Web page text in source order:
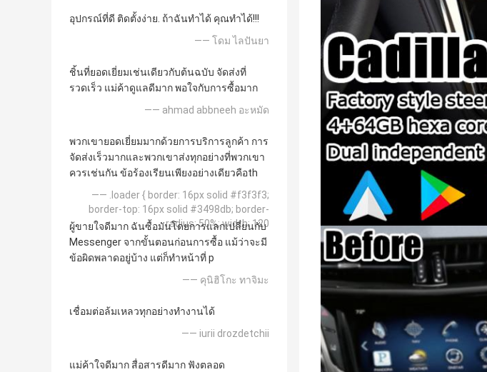
อุปกรณ์ที่ดี ติดตั้งง่าย. ถ้าฉันทำได้ คุณทำได้!!!
—— โดม ไลปันยา
ชิ้นที่ยอดเยี่ยมเช่นเดียวกับต้นฉบับ จัดส่งที่
รวดเร็ว แม่ค้าดูแลดีมาก พอใจกับการซื้อมาก
—— ahmad abbneeh อะหมัด
พวกเขายอดเยี่ยมมากด้วยการบริการลูกค้า การ
จัดส่งเร็วมากและพวกเขาส่งทุกอย่างที่พวกเขา
ควรเช่นกัน ข้อร้องเรียนเพียงอย่างเดียวคือth
—— .loader { border: 16px solid #f3f3f3;
border-top: 16px solid #3498db; border-
radius: 50%; width: 120
ผู้ขายใจดีมาก ฉันซื้อมันโดยการแลกเปลี่ยนกับ
Messenger จากขั้นตอนก่อนการซื้อ แม้ว่าจะมี
ข้อผิดพลาดอยู่บ้าง แต่ก็ทำหน้าที่ p
—— คุนิฮิโกะ ทาจิมะ
เชื่อมต่อล้มเหลวทุกอย่างทำงานได้
—— iurii drozdetchii
แม่ค้าใจดีมาก สื่อสารดีมาก ฟังตลอด